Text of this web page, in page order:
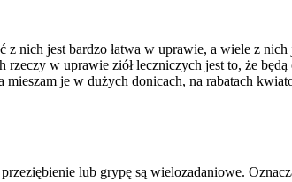
nich jest bardzo łatwa w uprawie, a wiele z
w uprawie ziół leczniczych jest to, że
je w dużych donicach, na rabatach
lub grypę są wielozadaniowe.